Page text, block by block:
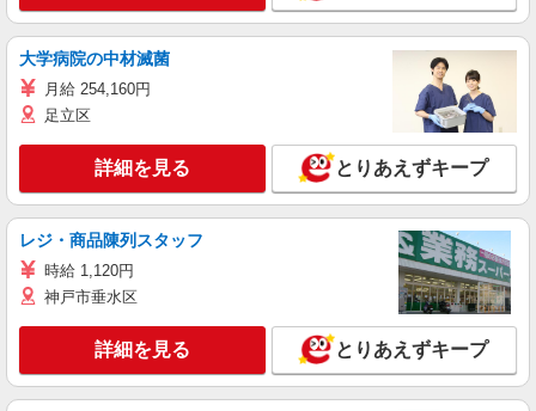
大学病院の中材滅菌
月給 254,160円
足立区
詳細を見る とりあえずキープ
レジ・商品陳列スタッフ
時給 1,120円
神戸市垂水区
詳細を見る とりあえずキープ